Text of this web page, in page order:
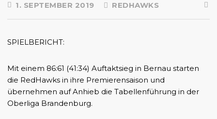
1. SEPTEMBER 2019 REDHAWKS
SPIELBERICHT:
Mit einem 86:61 (41:34) Auftaktsieg in Bernau starten
die RedHawks in ihre Premierensaison und
übernehmen auf Anhieb die Tabellenführung in der
Oberliga Brandenburg.